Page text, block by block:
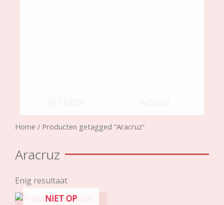
Home / Producten getagged “Aracruz”
Aracruz
Enig resultaat
NIET OP